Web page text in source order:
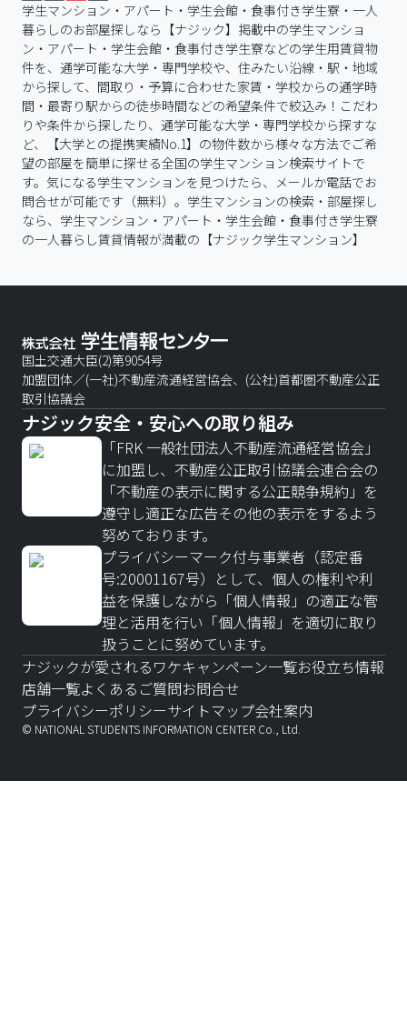
学生マンション・アパート・学生会館・食事付き学生寮・一人
暮らしのお部屋探しなら【ナジック】掲載中の学生マンショ
ン・アパート・学生会館・食事付き学生寮などの学生用賃貸物
件を、通学可能な大学・専門学校や、住みたい沿線・駅・地域
から探して、間取り・予算に合わせた家賃・学校からの通学時
間・最寄り駅からの徒歩時間などの希望条件で絞込み！こだわ
りや条件から探したり、通学可能な大学・専門学校から探すな
ど、【大学との提携実績No.1】の物件数から様々な方法でご希
望の部屋を簡単に探せる全国の学生マンション検索サイトで
す。気になる学生マンションを見つけたら、メールか電話でお
問合せが可能です（無料）。学生マンションの検索・部屋探し
なら、学生マンション・アパート・学生会館・食事付き学生寮
の一人暮らし賃貸情報が満載の【ナジック学生マンション】
国土交通大臣(2)第9054号
加盟団体／(一社)不動産流通経営協会、(公社)首都圏不動産公正
取引協議会
ナジック安全・安心への取り組み
「FRK 一般社団法人不動産流通経営協会」
に加盟し、不動産公正取引協議会連合会の
「不動産の表示に関する公正競争規約」を
遵守し適正な広告その他の表示をするよう
努めております。
プライバシーマーク付与事業者（認定番
号:20001167号）として、個人の権利や利
益を保護しながら「個人情報」の適正な管
理と活用を行い「個人情報」を適切に取り
扱うことに努めています。
ナジックが愛されるワケキャンペーン一覧お役立ち情報
店舗一覧よくあるご質問お問合せ
プライバシーポリシーサイトマップ会社案内
© NATIONAL STUDENTS INFORMATION CENTER Co., Ltd.